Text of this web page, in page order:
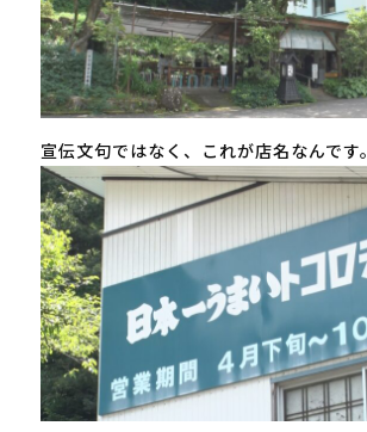
宣伝文句ではなく、これが店名なんです。